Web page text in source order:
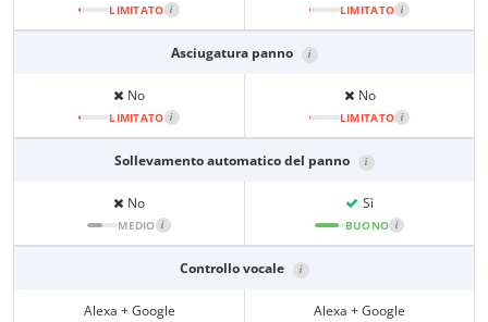
LIMITATO i LIMITATO i
Asciugatura panno i
No
LIMITATO i
No
LIMITATO i
Sollevamento automatico del panno i
No
MEDIO i
Sì
BUONO i
Controllo vocale i
Alexa + Google Alexa + Google